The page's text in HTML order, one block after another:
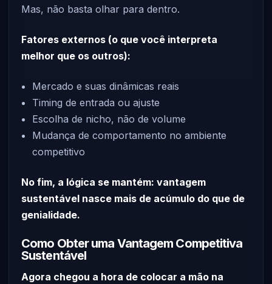
Mas, não basta olhar para dentro.
Fatores externos (o que você interpreta
melhor que os outros):
Mercado e suas dinâmicas reais
Timing de entrada ou ajuste
Escolha de nicho, não de volume
Mudança de comportamento no ambiente
competitivo
No fim, a lógica se mantém: vantagem
sustentável nasce mais de acúmulo do que de
genialidade.
Como Obter uma Vantagem Competitiva
Sustentável
Agora chegou a hora de colocar a mão na